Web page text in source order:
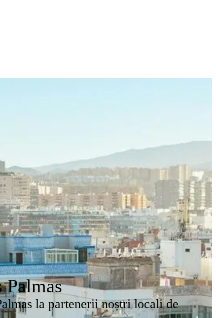
Palmas
la partenerii noștri locali de